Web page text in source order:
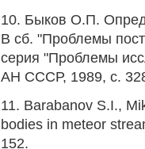
10. Быков О.П.
В сб. "Проблемы
серия "Проблемы
АН СССР, 1989, с.
11. Barabanov S.I.,
bodies in meteor
152.